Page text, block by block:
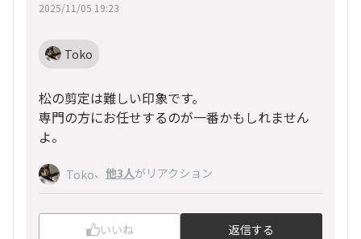
2025/11/05 19:23
Toko
松の剪定は難しい印象です。
専門の方にお任せするのが一番かもしれません
よ。
Toko、 他3人がリアクション
いいね 返信する